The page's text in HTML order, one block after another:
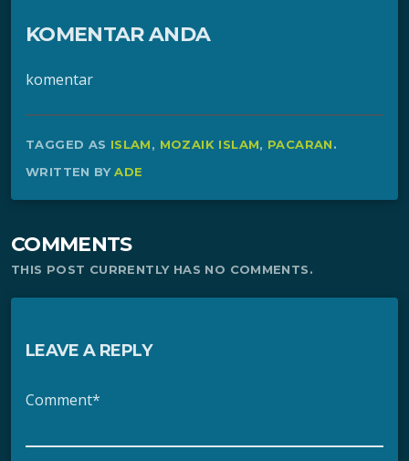
KOMENTAR ANDA
komentar
TAGGED AS ISLAM, MOZAIK ISLAM, PACARAN.
WRITTEN BYADE
COMMENTS
THIS POST CURRENTLY HAS NO COMMENTS.
LEAVE A REPLY
Comment*